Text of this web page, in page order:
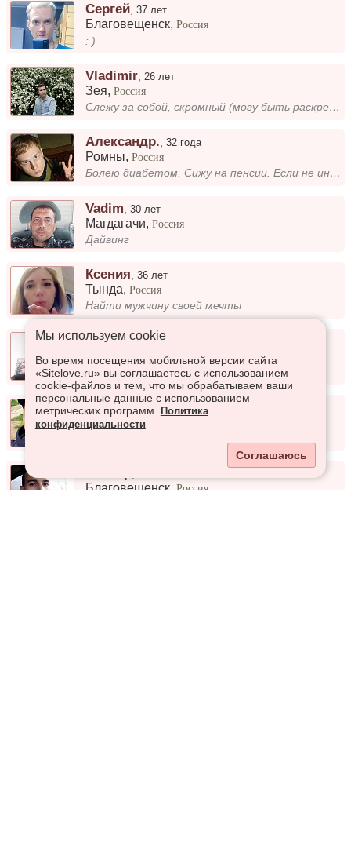
Сергей,37 лет
Благовещенск,Россия
: )
Vladimir 26 лет
Зея,Россия
Слежу за собой, скромный (могу быть раскрепощённым), зож, учу английский и выбираю из азиатских, нравиться петь, смотрет...
Александр.,32 года
Ромны,Россия
Болею диабетом. Сижу на пенсии. Если не интересен - не пиши.
Vadim ,30 лет
Магдагачи,Россия
Дайвинг
Ксения ,36 лет
Тында,Россия
Найти мужчину своей мечты
Евгений,37 лет
Тында,Россия
Очень приятный парень.
Antonio,37 лет
Благовещенск
Благовещенск ,Россия
Мы используем сookie
Во время посещения мобильной версии сайта
«Sitelove.ru» вы соглашаетесь с использованием
cookie-файлов и тем, что мы обрабатываем ваши
персональные данные с использованием
метрических программ.
Политика
конфиденциальности
Соглашаюсь